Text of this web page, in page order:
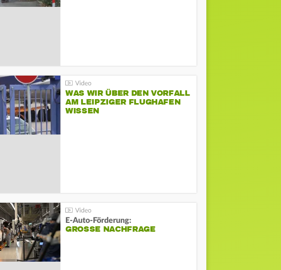
WAS WIR ÜBER DEN VORFALL
AM LEIPZIGER FLUGHAFEN
WISSEN
E-Auto-Förderung:
GROSSE NACHFRAGE